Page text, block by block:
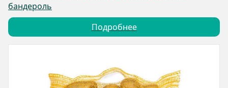
бандероль
Подробнее